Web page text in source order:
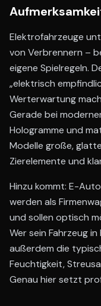
Elektrofahrzeuge
von Verbrennern –
eigene Spielregeln.
„elektrisch
Werterwartung
Gerade bei
Hologramme und
Modelle große,
Zierelemente und
Hinzu kommt: E-
werden als
und sollen optisch
Wer sein Fahrzeug
außerdem die
Feuchtigkeit,
Genau hier setzt